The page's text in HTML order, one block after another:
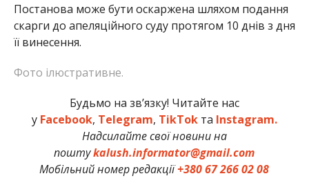
Постанова може бути оскаржена шляхом подання
скарги до апеляційного суду протягом 10 днів з дня
її винесення.
Фото ілюстративне.
Будьмо на зв’язку! Читайте нас
у Facebook, Telegram, TikTokта Instagram.
Надсилайте свої новини на
поштуkalush.informator@gmail.com
Мобільний номер редакції+380 67 266 02 08